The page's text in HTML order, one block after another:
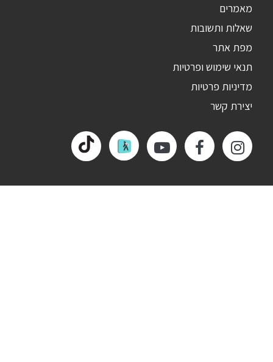
מאמרים
שאלות ותשובות
מפת אתר
תנאי שימוש ופרטיות
מדיניות פרטיות
יצירת קשר